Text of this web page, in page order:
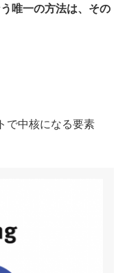
唯一の方法は、その
で中核になる要素